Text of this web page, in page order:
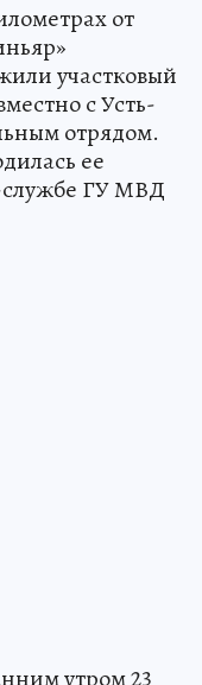
от
участковый
с Усть-
отрядом.
ее
службе ГУ МВД
утром 23